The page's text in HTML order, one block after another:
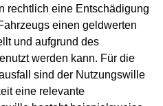
rechtlich eine Entschädigung
einen geldwerten
und aufgrund des
werden kann. Für die
sind der Nutzungswille
eine relevante